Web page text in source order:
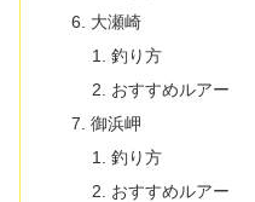
大瀬崎
釣り方
おすすめルアー
御浜岬
釣り方
おすすめルアー